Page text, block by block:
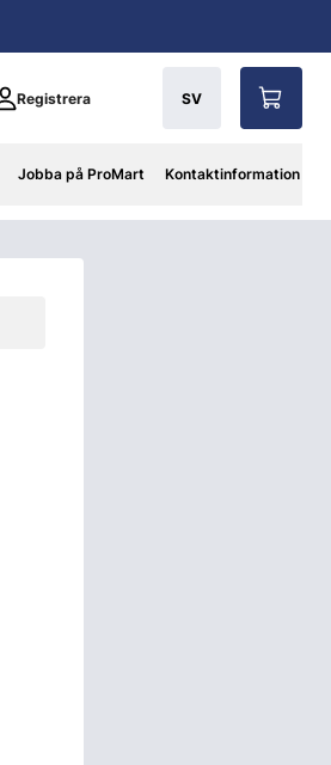
Registrera SV
Jobba på ProMart Kontaktinformation